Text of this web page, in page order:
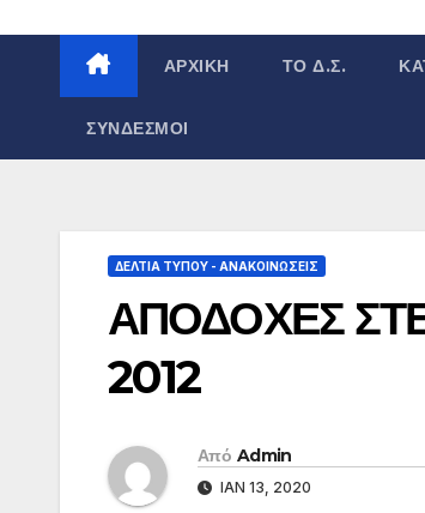
ΑΡΧΙΚΉ ΤΟ Δ.Σ.
ΣΎΝΔΕΣΜΟΙ
ΔΕΛΤΊΑ ΤΎΠΟΥ - ΑΝΑΚΟΙΝΏΣΕΙΣ
ΑΠΟΔΟΧΕΣ
2012
Από Admin
ΙΑΝ 13, 2020